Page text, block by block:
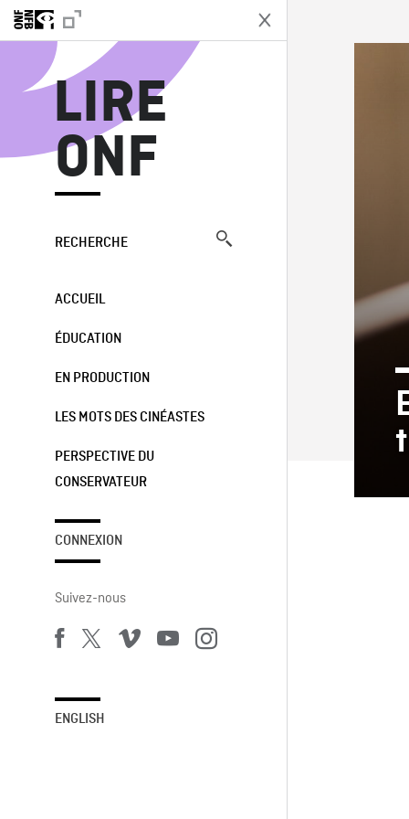
LIRE
ONF
RECHERCHE
ACCUEIL
ÉDUCATION
EN PRODUCTION
LES MOTS DES CINÉASTES
PERSPECTIVE DU
CONSERVATEUR
CONNEXION
Suivez-nous
ENGLISH